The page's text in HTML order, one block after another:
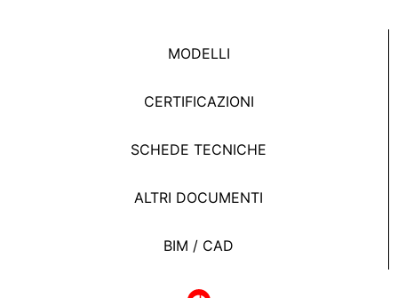
MODELLI
CERTIFICAZIONI
SCHEDE TECNICHE
ALTRI DOCUMENTI
BIM / CAD